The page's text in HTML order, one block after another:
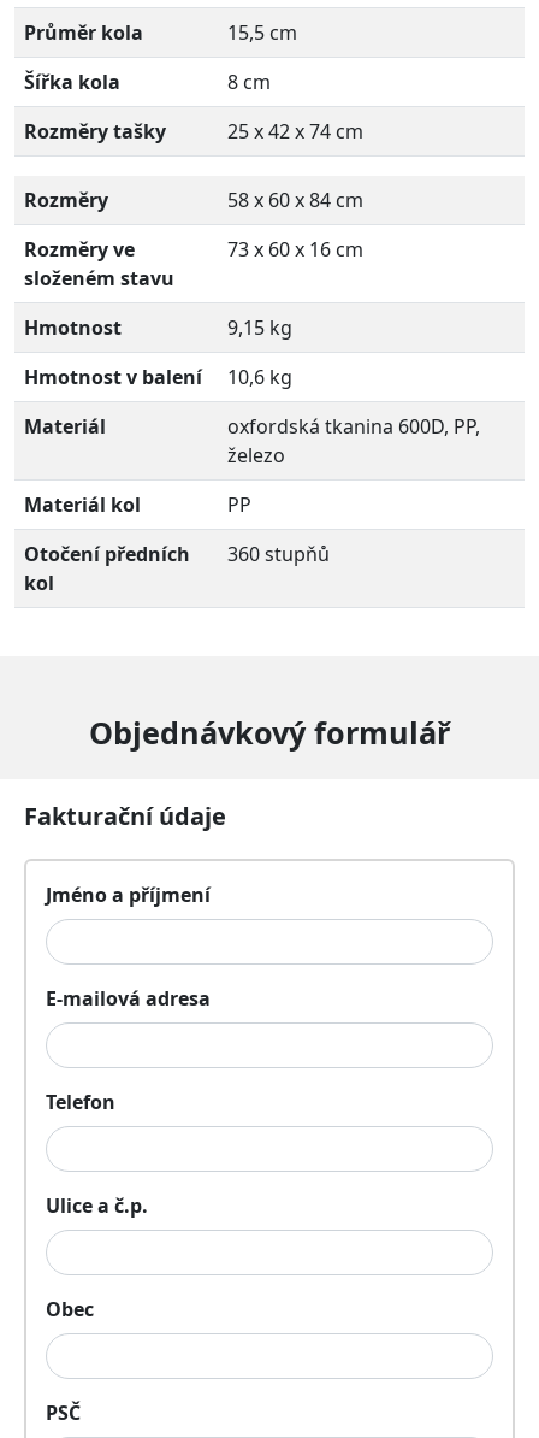
Průměr kola
15,5 cm
Šířka kola
8 cm
Rozměry tašky
25 x 42 x 74 cm
Rozměry
58 x 60 x 84 cm
Rozměry ve
složeném stavu
73 x 60 x 16 cm
Hmotnost
9,15 kg
Hmotnost v balení
10,6 kg
Materiál
oxfordská tkanina 600D, PP,
železo
Materiál kol
PP
Otočení předních
kol
360 stupňů
Objednávkový formulář
Fakturační údaje
Jméno a příjmení
E-mailová adresa
Telefon
Ulice a č.p.
Obec
PSČ